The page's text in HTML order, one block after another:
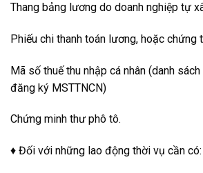
Thang bảng lương do doanh nghiệp tự
Phiếu chi thanh toán lương, hoặc chứng
Mã số thuế thu nhập cá nhân (danh
đăng ký MSTTNCN)
Chứng minh thư phô tô.
♦ Đối với những lao động thời vụ cần có: